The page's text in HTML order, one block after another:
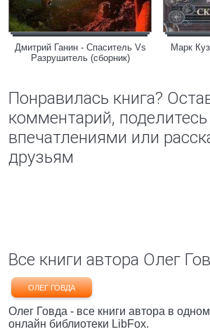
Дмитрий Ганин - Спаситель Vs
Разрушитель (сборник)
Марк
Понравилась книга?
комментарий, поделитесь
впечатлениями или
друзьям
Все книги автора Олег
ОЛЕГ ГОВДА
Олег Говда - все книги автора в
онлайн библиотеки LibFox.